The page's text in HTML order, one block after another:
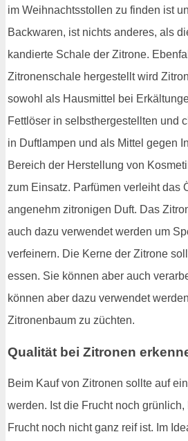
im Weihnachtsstollen zu finden ist
Backwaren, ist nichts anderes, als
kandierte Schale der Zitrone.
Zitronenschale hergestellt wird
sowohl als Hausmittel bei
Fettlöser in selbsthergestellten und
in Duftlampen und als Mittel gegen
Bereich der Herstellung von
zum Einsatz. Parfümen verleiht das
angenehm zitronigen Duft. Das
auch dazu verwendet werden um
verfeinern. Die Kerne der Zitrone
essen. Sie können aber auch
können aber dazu verwendet
Zitronenbaum zu züchten.
Qualität bei Zitronen
Beim Kauf von Zitronen sollte auf
werden. Ist die Frucht noch
Frucht noch nicht ganz reif ist. Im